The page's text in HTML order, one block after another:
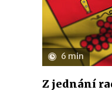
6 min
Z jednání